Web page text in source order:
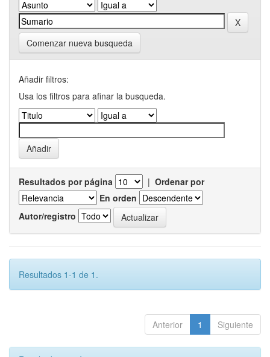
Comenzar nueva busqueda
Añadir filtros:
Usa los filtros para afinar la busqueda.
Resultados por página | Ordenar por
En orden
Autor/registro
Resultados 1-1 de 1.
Anterior 1 Siguiente